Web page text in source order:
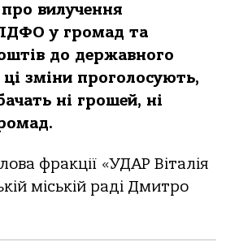
вилучення
у громад та
до державного
зміни проголосують,
ні грошей, ні
фракції «УДАР Віталія
міській раді Дмитро